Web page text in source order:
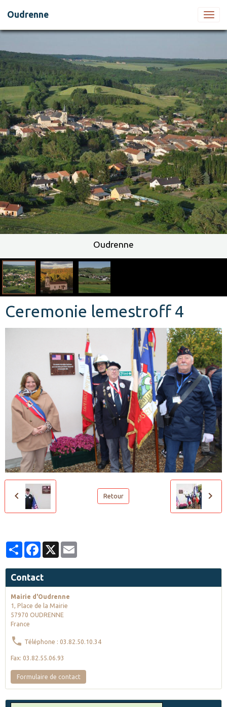
Oudrenne
Oudrenne
Chapelle Lémestroff
Ceremonie lemestroff 4
Retour
PartagerFacebook
X
Contact
Mairie d'Oudrenne
1, Place de la Mairie
57970 OUDRENNE
France
Téléphone : 03.82.50.10.34
Fax: 03.82.55.06.93
Formulaire de contact